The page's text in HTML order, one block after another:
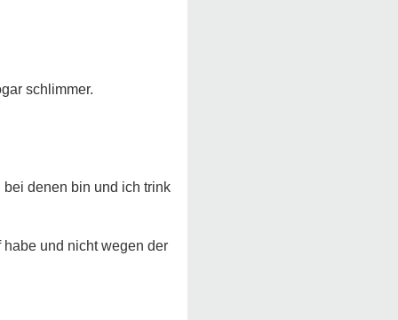
schlimmer.
denen bin und ich trink
und nicht wegen der